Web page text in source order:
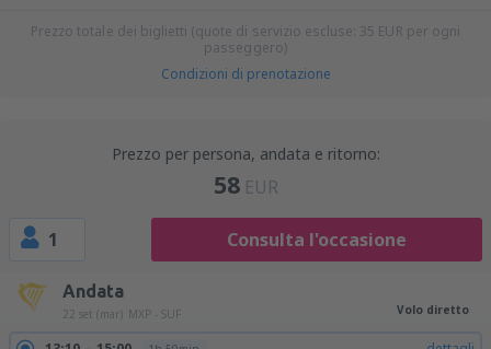
Prezzo totale dei biglietti (quote di servizio escluse: 35 EUR per ogni
passeggero)
Condizioni di prenotazione
Prezzo per persona, andata e ritorno:
58 EUR
1 Consulta l'occasione
Andata
22 set (mar) MXP - SUF Volo diretto